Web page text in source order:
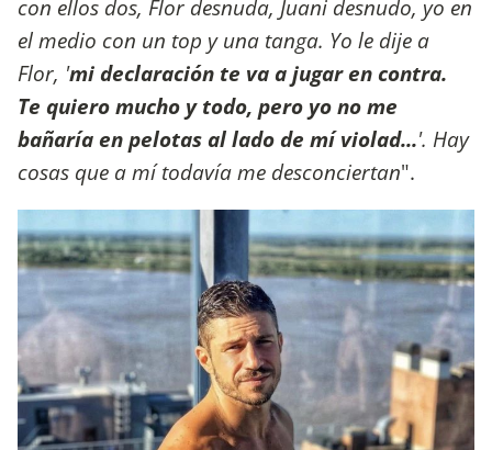
con ellos dos, Flor desnuda, Juani desnudo, yo en
el medio con un top y una tanga. Yo le dije a
Flor, 'mi declaración te va a jugar en contra.
Te quiero mucho y todo, pero yo no me
bañaría en pelotas al lado de míviolad...'. Hay
cosas que a mí todavía me desconciertan".